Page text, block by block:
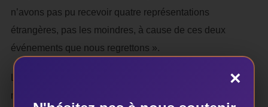
n’avons pas pu recevoir quatre représentations
étrangères, pas les moindres, à cause de ces deux
événements que nous regrettons ».
La célébration de la Journée Mondiale du Théâtre le 27
mars dernier a été également évoquée dans le bilan. La
×